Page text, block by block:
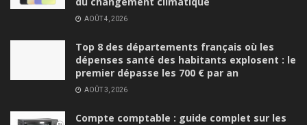
AOÛT 4, 2026
Top 8 des départements français où les
dépenses santé des habitants explosent : le
premier dépasse les 700 € par an
AOÛT 3, 2026
Compte comptable : guide complet sur les